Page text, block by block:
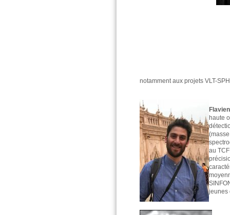
notamment aux projets VLT-
haute
au
jeunes